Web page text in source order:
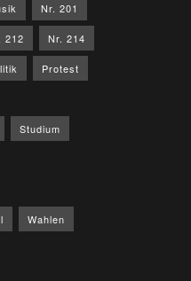
Nr. 201
212 Nr. 214
Protest
Studium
Wahlen